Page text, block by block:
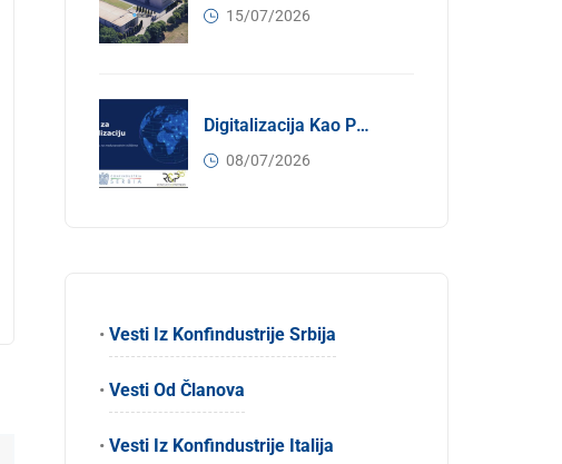
15/07/2026
Digitalizacija Kao Pokretač Internacionalizacije
08/07/2026
• Vesti Iz Konfindustrije Srbija
• Vesti Od Članova
• Vesti Iz Konfindustrije Italija